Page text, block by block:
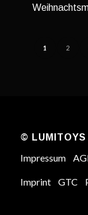
1 2
© LUMITOYS
Impressum
Imprint GTC